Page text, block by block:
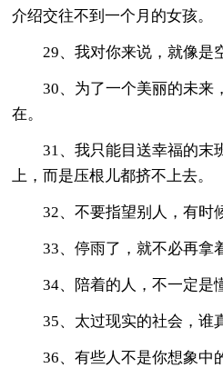
介绍交往不到一个月的女孩。
29、我对你来说，就像是
30、为了一个美丽的未来
在。
31、我只能目送幸福的末
上，而是压根儿都挤不上去。
32、不要指望别人，有时
33、停雨了，就不必再拿
34、陪着的人，不一定是
35、太过现实的社会，谁
36、有些人不是你想象中